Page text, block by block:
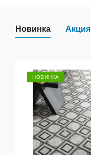
Новинка Акция
НОВИНКА